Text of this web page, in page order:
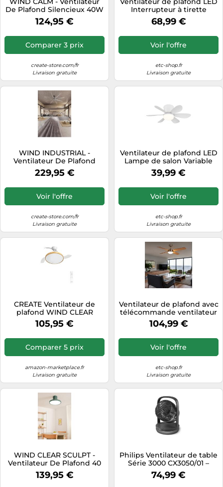
De Plafond Silencieux 40W
Avec Pales Techniques En
ABS De Différentes Tailles
124,95 €
Comparer 3 prix
create-store.com/fr
Livraison gratuite
Interrupteur à tirette
Ventilateur aller-retour
Ventilateur pales
gris argenté/bleu marine,
3x LED 4,5W 400Lm blanc
68,99 €
Voir l'offre
etc-shop.fr
Livraison gratuite
WIND INDUSTRIAL -
Ventilateur De Plafond
40W Silencieux Plusieurs
Tailles Disponibles Sans
229,95 €
Voir l'offre
create-store.com/fr
Livraison gratuite
Ventilateur de plafond LED
Lampe de salon Variable
Blanc Métal H 16,5 cm
39,99 €
Voir l'offre
etc-shop.fr
Livraison gratuite
CREATE Ventilateur de
plafond WIND CLEAR
STUDIO 40W silencieux
pales rétractables LED
105,95 €
Comparer 5 prix
amazon-marketplace.fr
Livraison gratuite
Ventilateur de plafond avec
télécommande ventilateur
lampe 3 niveaux plafonnier
flux/retour, métal bois,
3,7W 320Lm blanc chaud,
PxH 132x41 cm
104,99 €
Voir l'offre
etc-shop.fr
Livraison gratuite
WIND CLEAR SCULPT -
Ventilateur De Plafond 40
W Silencieux Ø114 cm Pales
Rétractables Avec Lumière
139,95 €
Philips Ventilateur de table
Série 3000 CX3050/01 –
SilentWings 23 dB, oscillant
180°, Noir
74,99 €